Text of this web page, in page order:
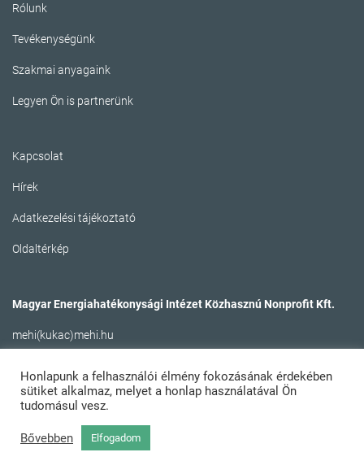
Rólunk
Tevékenységünk
Szakmai anyagaink
Legyen Ön is partnerünk
Kapcsolat
Hírek
Adatkezelési tájékoztató
Oldaltérkép
Magyar Energiahatékonysági Intézet Közhasznú Nonprofit Kft.
mehi(kukac)mehi.hu
Honlapunk a felhasználói élmény fokozásának érdekében
sütiket alkalmaz, melyet a honlap használatával Ön
tudomásul vesz.
Bővebben Elfogadom